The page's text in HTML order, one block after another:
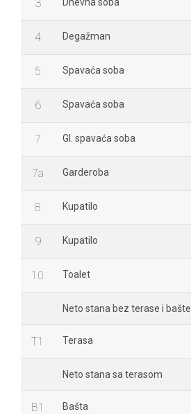
3
4 Degažman
5 Spavaća soba
6 Spavaća soba
7 Gl. spavaća soba
7a Garderoba
8 Kupatilo
9 Kupatilo
10 Toalet
Neto stana bez terase i bašte
T1 Terasa
Neto stana sa terasom
B1 Bašta